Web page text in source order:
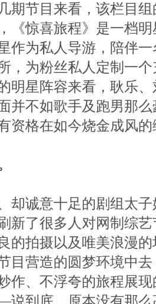
期节目来看，该栏目
《惊喜旅程》是一档
作为私人导游，陪伴
，为粉丝私人定制一
明星阵容来看，耿乐
并不如歌手及跑男那
资格在如今烧金成风
诚意十足的剧组太子
新了很多人对网制综
的拍摄以及唯美浪漫
目营造的圆梦环境中
作、不浮夸的旅程展